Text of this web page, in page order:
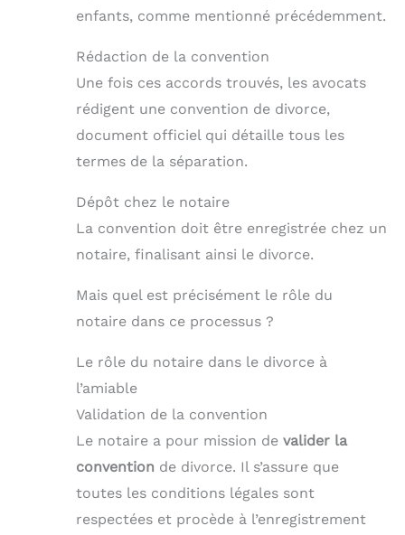
enfants, comme mentionné précédemment.
Rédaction de la convention
Une fois ces accords trouvés, les avocats
rédigent une convention de divorce,
document officiel qui détaille tous les
termes de la séparation.
Dépôt chez le notaire
La convention doit être enregistrée chez un
notaire, finalisant ainsi le divorce.
Mais quel est précisément le rôle du
notaire dans ce processus ?
Le rôle du notaire dans le divorce à
l’amiable
Validation de la convention
Le notaire a pour mission de valider la
convention de divorce. Il s’assure que
toutes les conditions légales sont
respectées et procède à l’enregistrement